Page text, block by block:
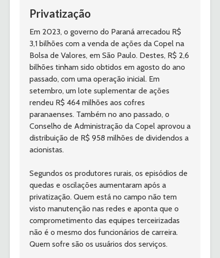
Privatização
Em 2023, o governo do Paraná arrecadou R$
3,1 bilhões com a venda de ações da Copel na
Bolsa de Valores, em São Paulo. Destes, R$ 2,6
bilhões tinham sido obtidos em agosto do ano
passado, com uma operação inicial. Em
setembro, um lote suplementar de ações
rendeu R$ 464 milhões aos cofres
paranaenses. Também no ano passado, o
Conselho de Administração da Copel aprovou a
distribuição de R$ 958 milhões de dividendos a
acionistas.
Segundos os produtores rurais, os episódios de
quedas e oscilações aumentaram após a
privatização. Quem está no campo não tem
visto manutenção nas redes e aponta que o
comprometimento das equipes terceirizadas
não é o mesmo dos funcionários de carreira.
Quem sofre são os usuários dos serviços.